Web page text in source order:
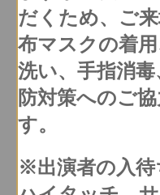
だくため、ご
布マスクの着
洗い、手指消
防対策へのご
す。
※出演者の入待